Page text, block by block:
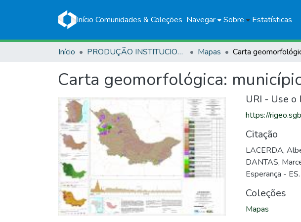
Início Comunidades & Coleções Navegar Sobre Estatísticas
Início PRODUÇÃO INSTITUCIONAL Mapas
Carta geomorfológica:
URI - Use
https://
Citação
LACERDA,
DANTAS,
Esperança -
Coleções
Mapas